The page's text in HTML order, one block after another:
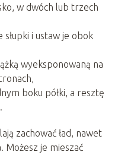
w dwóch lub trzech
i ustaw je obok
wyeksponowaną na
boku półki, a resztę
zachować ład, nawet
Możesz je mieszać